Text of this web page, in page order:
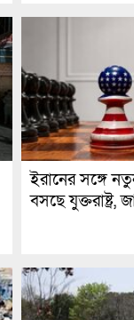
ইরানের সঙ্গে
বসছে যুক্তরাষ্ট্র,